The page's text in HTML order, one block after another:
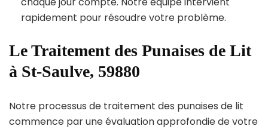
rapidement pour résoudre votre problème.
Le Traitement des Punaises de Lit
à St-Saulve, 59880
Notre processus de traitement des punaises de lit
commence par une évaluation approfondie de votre